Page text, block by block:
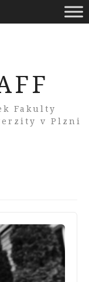
Fakulty
v Plzni